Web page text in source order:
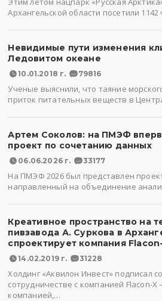
Архангельской области посетили
Невидимые пути изменения
Ледовитом океане
10.01.2018 г. 79816
Ученые выяснили, что таяние
приток питательных веществ в
Артем Соколов: на ПМЭФ
проект по сочетанию данных
06.06.2026 г. 33177
На ПМЭФ 2026 был представлен
направленный на объединение
Креативное пространство на
пивзавода А. Суркова в
спроектирует компания
14.02.2019 г. 31228
Холдинг «Аквилон Инвест» подписал
сотрудничестве с компанией Flacon-
компанией,…